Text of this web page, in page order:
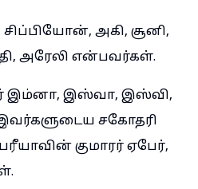
சிப்பியோன், அகி, சூனி,
அரேலி என்பவர்கள்.
இம்னா, இஸ்வா, இஸ்வி,
சகோதரி
குமாரர் ஏபேர்,